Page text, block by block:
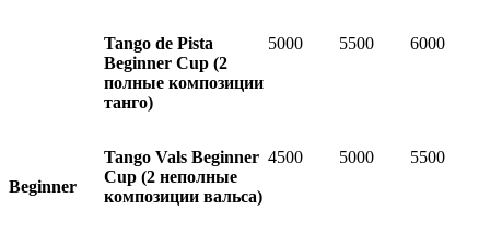
Beginner
Tango de Pista
Beginner Cup (2
полные композиции
танго)
5000 5500 6000
Tango Vals Beginner
Cup (2 неполные
композиции вальса)
4500 5000 5500